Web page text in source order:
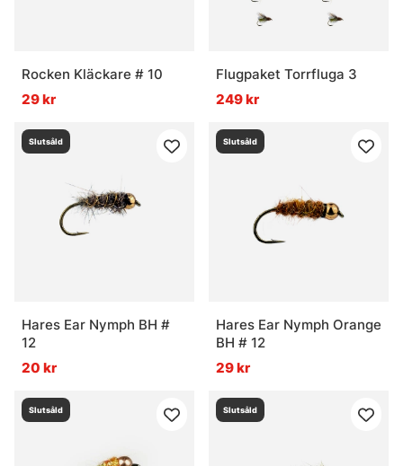
Rocken Kläckare # 10
29 kr
Flugpaket Torrfluga 3
249 kr
Slutsåld
Hares Ear Nymph BH #
12
20 kr
Slutsåld
Hares Ear Nymph Orange
BH # 12
29 kr
Slutsåld Slutsåld